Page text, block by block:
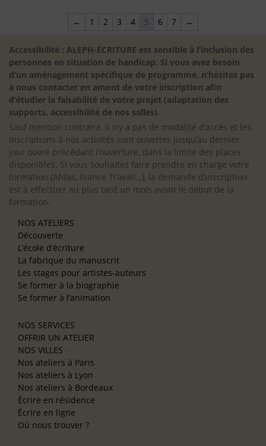
← 1 2 3 4 5 6 7 →
Accessibilité : ALEPH-ÉCRITURE est sensible à l’inclusion des
personnes en situation de handicap. Si vous avez besoin
d’un aménagement spécifique de programme, n’hésitez pas
à nous contacter en amont de votre inscription afin
d’étudier la faisabilité de votre projet (adaptation des
supports, accessibilité de nos salles).
Sauf mention contraire, il n’y a pas de modalité d’accès et les
inscriptions à nos activités sont ouvertes jusqu’au dernier
jour ouvré précédant l’ouverture, dans la limite des places
disponibles. Si vous souhaitez faire prendre en charge votre
formation (Afdas, France Travail…), la demande d’inscription
est à effectuer au plus tard un mois avant le début de la
formation.
NOS ATELIERS
Découverte
L’école d’écriture
La fabrique du manuscrit
Les stages pour artistes-auteurs
Se former à la biographie
Se former à l’animation
NOS SERVICES
OFFRIR UN ATELIER
NOS VILLES
Nos ateliers à Paris
Nos ateliers à Lyon
Nos ateliers à Bordeaux
Écrire en résidence
Écrire en ligne
Où nous trouver ?